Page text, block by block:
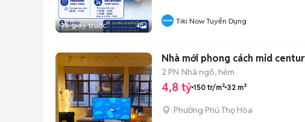
38 giây trước 4 Tiki Now Tuyển Dụng
Nhà mới phong cách mid
2 PN Nhà ngõ, hẻm
4,8 tỷ 150 tr/m² 32 m²
Phường Phú Thọ Hòa